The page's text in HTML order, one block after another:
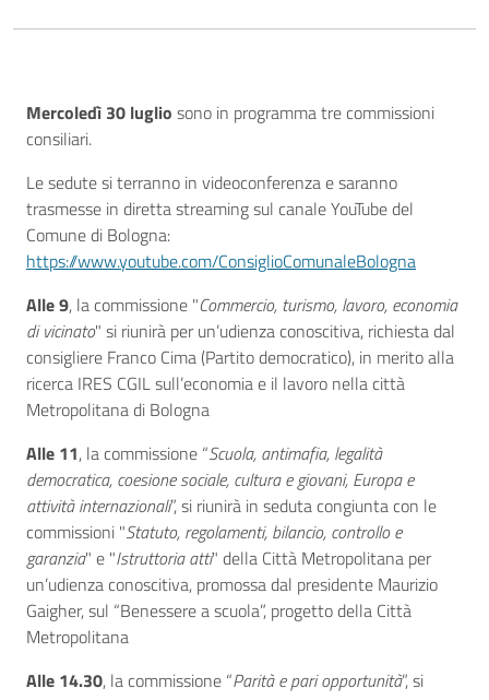
Descrizione
Mercoledì 30 luglio sono in programma tre commissioni
consiliari.
Le sedute si terranno in videoconferenza e saranno
trasmesse in diretta streaming sul canale YouTube del
Comune di Bologna:
https://www.youtube.com/ConsiglioComunaleBologna
Alle 9, la commissione "Commercio, turismo, lavoro, economia
di vicinato" si riunirà per un’udienza conoscitiva, richiesta dal
consigliere Franco Cima (Partito democratico), in merito alla
ricerca IRES CGIL sull’economia e il lavoro nella città
Metropolitana di Bologna
Alle 11, la commissione “Scuola, antimafia, legalità
democratica, coesione sociale, cultura e giovani, Europa e
attività internazionali”, si riunirà in seduta congiunta con le
commissioni "Statuto, regolamenti, bilancio, controllo e
garanzia" e "Istruttoria atti" della Città Metropolitana per
un’udienza conoscitiva, promossa dal presidente Maurizio
Gaigher, sul “Benessere a scuola”, progetto della Città
Metropolitana
Alle 14.30, la commissione “Parità e pari opportunità”, si